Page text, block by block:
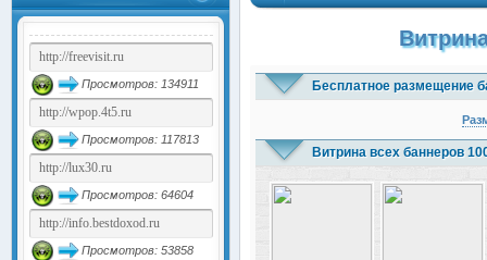
Просмотров: 134911
Просмотров: 117813
Просмотров: 64604
Просмотров: 53858
Бесплатное размещение
Витрина всех баннеров